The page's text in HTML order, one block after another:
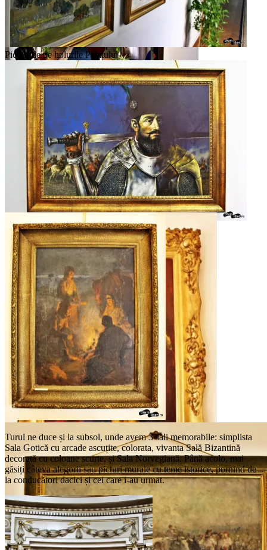
Icoană cu sfinți militari
Picturi de pe holurile Palatului
Picturi de pe holurile Palatului
Picturi de pe holurile Palatului
Sala Nicolae Grigorescu
Turul ne duce și la subsol, unde avem 3 săli memorabile: simplista
Sala Gotică cu arcade ascuțite, colorata, vivanta Sală Bizantină
decorată cu coloane scurte, și Sala Norvegiană. Până acolo, mai
găsiți câteva alegorii sau picturi murale cu teme istorice, pornind de
la conducători dacici și cei care i-au urmat.